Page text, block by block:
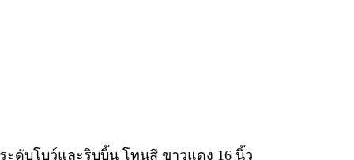
ดับโบว์และริบบิ้น โทนสี ขาวแดง 16 นิ้ว